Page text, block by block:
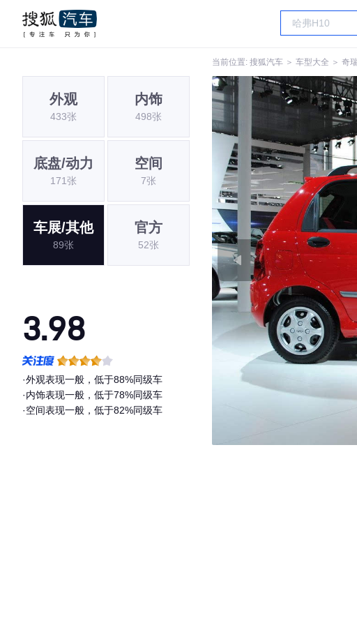
当前位置: 搜狐汽车 ＞ 车型大全 ＞ 奇
外观
433张
内饰
498张
底盘/动力
171张
空间
7张
车展/其他
89张
官方
52张
3.98
·外观表现一般，低于88%同级车
·内饰表现一般，低于78%同级车
·空间表现一般，低于82%同级车